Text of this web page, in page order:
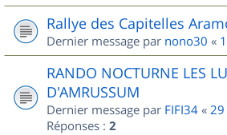
Rallye des Capitelles
Dernier message par nono30 «
RANDO NOCTURNE LES
D'AMRUSSUM
Dernier message par FIFI34 « 29
Réponses : 2